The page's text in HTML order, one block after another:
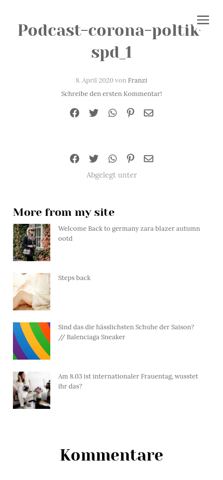
Podcast-corona-poltik-
spd_1
8. April 2020 vonFranzi
Schreibe den ersten Kommentar!
Abgelegt unter
More from my site
Welcome Back to germany zara blazer autumn
ootd
Steps back
Sind das die hässlichsten Schuhe der Saison?
// Balenciaga Sneaker
Am 8.03 ist internationaler Frauentag, wusstet
ihr das?
Kommentare